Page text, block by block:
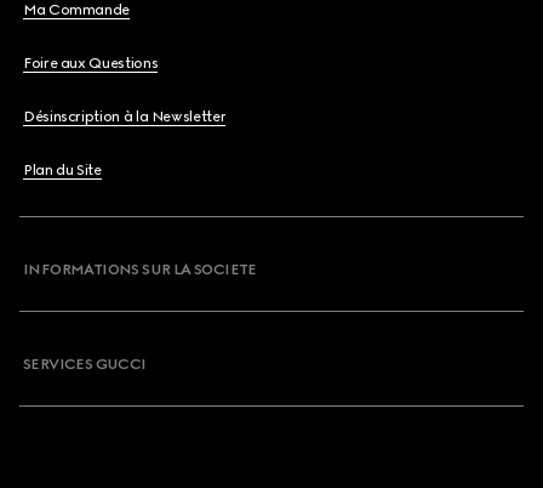
Ma Commande
Foire aux Questions
Désinscription à la Newsletter
Plan du Site
INFORMATIONS SUR LA SOCIETE
SERVICES GUCCI